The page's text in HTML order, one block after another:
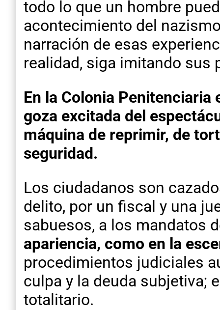
todo lo que un hombre
acontecimiento del
narración de esas
realidad, siga imitando sus
En la Colonia
goza excitada del
máquina de reprimir, de
seguridad.
Los ciudadanos son
delito, por un fiscal y una
sabuesos, a los mandatos
apariencia, como en la
procedimientos judiciales
culpa y la deuda subjetiva;
totalitario.